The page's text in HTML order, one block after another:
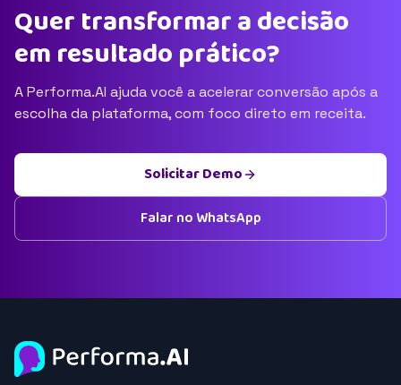
Quer transformar a decisão
em resultado prático?
A Performa.AI ajuda você a acelerar conversão após a
escolha da plataforma, com foco direto em receita.
Solicitar Demo
Falar no WhatsApp